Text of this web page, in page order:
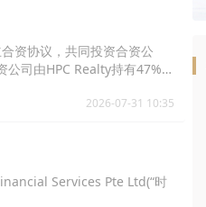
资协议，共同投资合资公
司由HPC Realty持有47%、
亿元。重建预计于2027年7
2026-07-31 10:35
Services Pte Ltd(“时